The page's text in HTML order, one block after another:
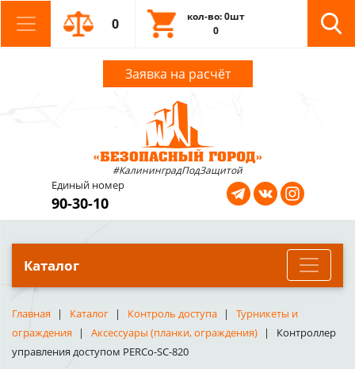
0
кол-во: 0шт
0
Заявка на расчёт
#КалининградПодЗащитой
Единый номер
90-30-10
Каталог
Главная Каталог Контроль доступа
Турникеты и
ограждения
Аксессуары (планки, ограждения)
Контроллер
управления доступом PERCo-SC-820